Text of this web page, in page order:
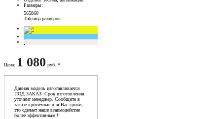
Размеры:
565860
Таблица размеров
Цена: 1 080 руб. *
Данная модель изготавливается
ПОД ЗАКАЗ. Срок изготовления
уточнит менеджер. Сообщите в
заказе критичные для Вас сроки,
это сделает наше взаимодейстие
более эффективным!!!